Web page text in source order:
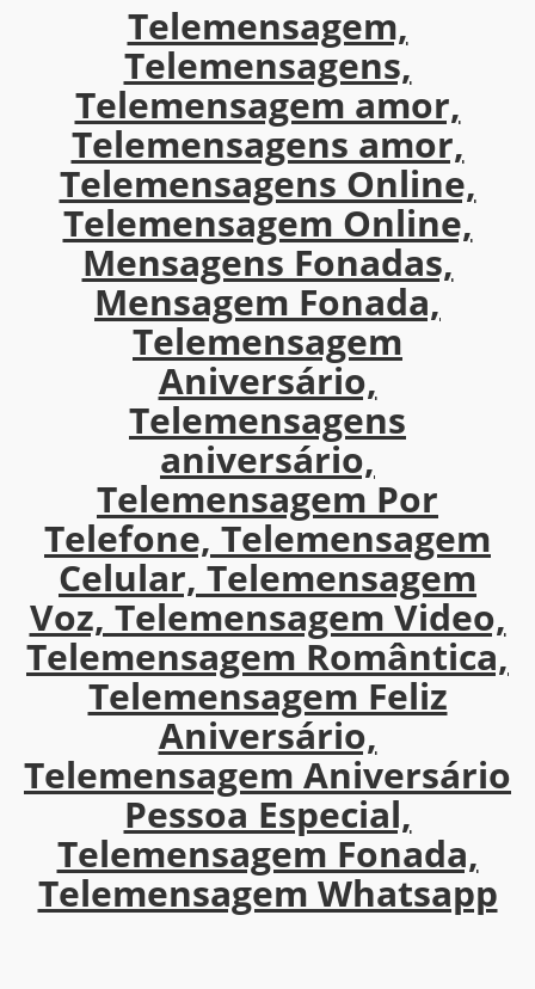
Telemensagem,
Telemensagens,
Telemensagem amor,
Telemensagens amor,
Telemensagens Online,
Telemensagem Online,
Mensagens Fonadas,
Mensagem Fonada,
Telemensagem
Aniversário,
Telemensagens
aniversário,
Telemensagem Por
Telefone, Telemensagem
Celular, Telemensagem
Voz, Telemensagem Video,
Telemensagem Romântica,
Telemensagem Feliz
Aniversário,
Telemensagem Aniversário
Pessoa Especial,
Telemensagem Fonada,
Telemensagem Whatsapp